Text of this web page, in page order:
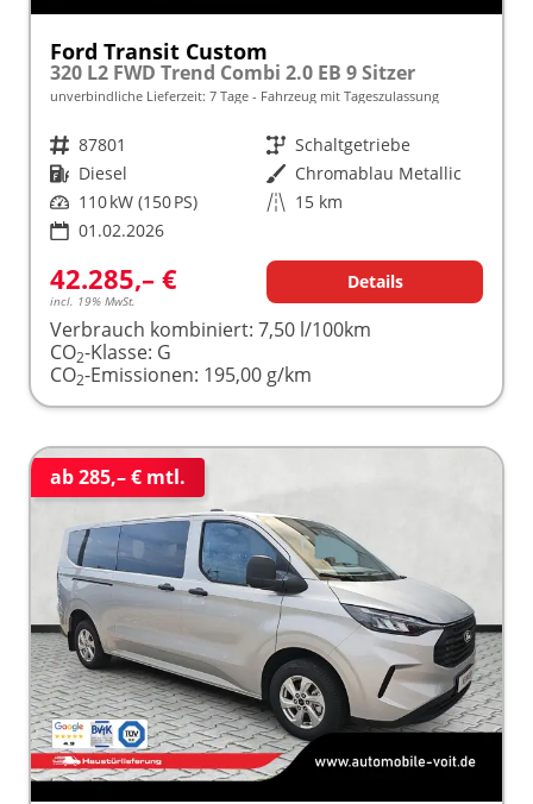
Ford Transit Custom
320 L2 FWD Trend Combi 2.0 EB 9 Sitzer
unverbindliche Lieferzeit: 7 Tage Fahrzeug mit Tageszulassung
Fahrzeugnr. 87801 Getriebe Schaltgetriebe
Kraftstoff Diesel Außenfarbe Chromablau Metallic
Leistung 110 kW (150 PS) Kilometerstand 15 km
01.02.2026
42.285,– €
incl. 19% MwSt.
Details
Verbrauch kombiniert: 7,50 l/100km
CO2-Klasse: G
CO2-Emissionen: 195,00 g/km
ab 285,– € mtl.